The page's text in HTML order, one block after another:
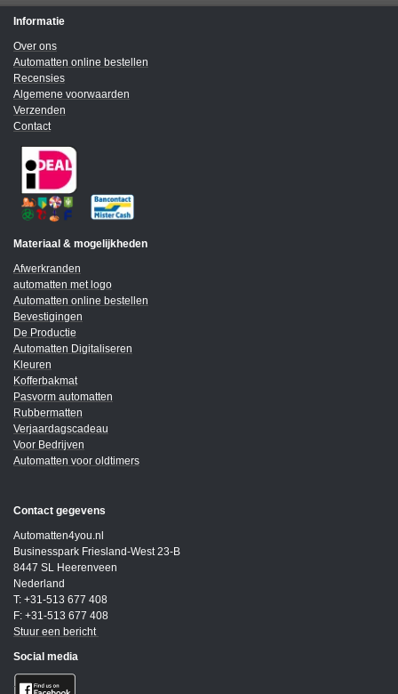
Informatie
Over ons
Automatten online bestellen
Recensies
Algemene voorwaarden
Verzenden
Contact
Materiaal & mogelijkheden
Afwerkranden
automatten met logo
Automatten online bestellen
Bevestigingen
De Productie
Automatten Digitaliseren
Kleuren
Kofferbakmat
Pasvorm automatten
Rubbermatten
Verjaardagscadeau
Voor Bedrijven
Automatten voor oldtimers
Contact gegevens
Automatten4you.nl
Businesspark Friesland-West 23-B
8447 SL Heerenveen
Nederland
T: +31-513 677 408
F: +31-513 677 408
Stuur een bericht
Social media